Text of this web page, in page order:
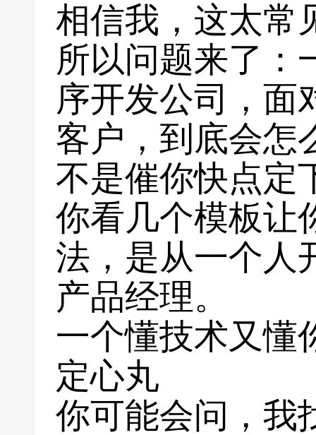
相信我，这太常
所以问题来了：
序开发公司，面
客户，到底会怎
不是催你快点定
你看几个模板让
法，是从一个
产品经理。
一个懂技术又懂
定心丸
你可能会问，我